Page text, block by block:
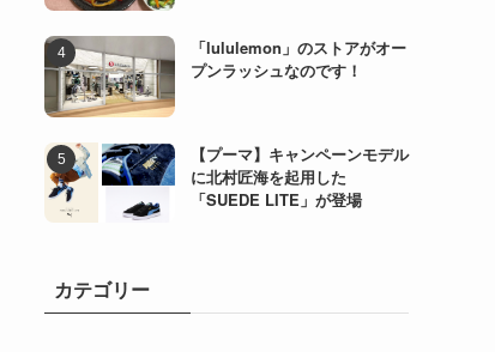
「lululemon」のストアがオー
プンラッシュなのです！
【プーマ】キャンペーンモデル
に北村匠海を起用した
「SUEDE LITE」が登場
カテゴリー